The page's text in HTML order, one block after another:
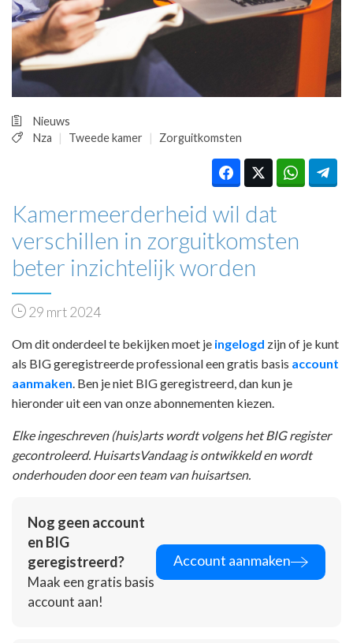
PRAKTIJKZAKEN
TARIEVEN
VPHUISARTSEN
MEDISCHE VAKHANDEL
REGISTRATIE
Nieuws
Nza
Tweede kamer Zorguitkomsten
Kamermeerderheid wil dat
verschillen in zorguitkomsten
beter inzichtelijk worden
29 mrt 2024
Om dit onderdeel te bekijken moet je ingelogd zijn of je kunt
als BIG geregistreerde professional een gratis basis account
aanmaken . Ben je niet BIG geregistreerd, dan kun je
hieronder uit een van onze abonnementen kiezen.
Elke ingeschreven (huis)arts wordt volgens het BIG register
gecontroleerd. HuisartsVandaag is ontwikkeld en wordt
onderhouden door een team van huisartsen.
Nog geen account
en BIG
geregistreerd?
Maak een gratis basis
account aan!
Account aanmaken